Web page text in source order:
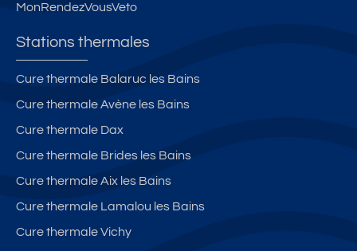
MonRendezVousVeto
Stations thermales
Cure thermale Balaruc les Bains
Cure thermale Avène les Bains
Cure thermale Dax
Cure thermale Brides les Bains
Cure thermale Aix les Bains
Cure thermale Lamalou les Bains
Cure thermale Vichy